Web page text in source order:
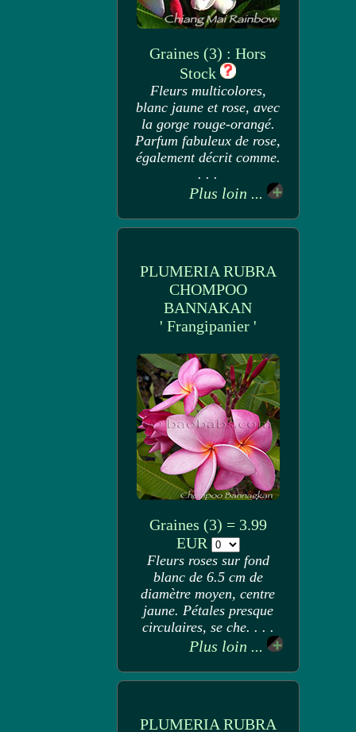
Graines (3) : Hors
Stock
Fleurs multicolores,
blanc jaune et rose, avec
la gorge rouge-orangé.
Parfum fabuleux de rose,
également décrit comme.
. . .
Plus loin ...
PLUMERIA RUBRA
CHOMPOO
BANNAKAN
' Frangipanier '
Graines (3) = 3.99
EUR
Fleurs roses sur fond
blanc de 6.5 cm de
diamètre moyen, centre
jaune. Pétales presque
circulaires, se che. . . .
Plus loin ...
PLUMERIA RUBRA